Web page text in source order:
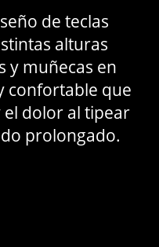
de teclas
alturas
y muñecas en
confortable que
el dolor al tipear
prolongado.